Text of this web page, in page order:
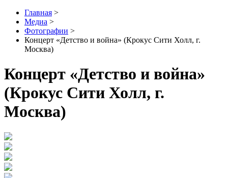
Главная >
Медиа >
Фотографии >
Концерт «Детство и война» (Крокус Сити Холл, г.
Москва)
Концерт «Детство и война»
(Крокус Сити Холл, г.
Москва)